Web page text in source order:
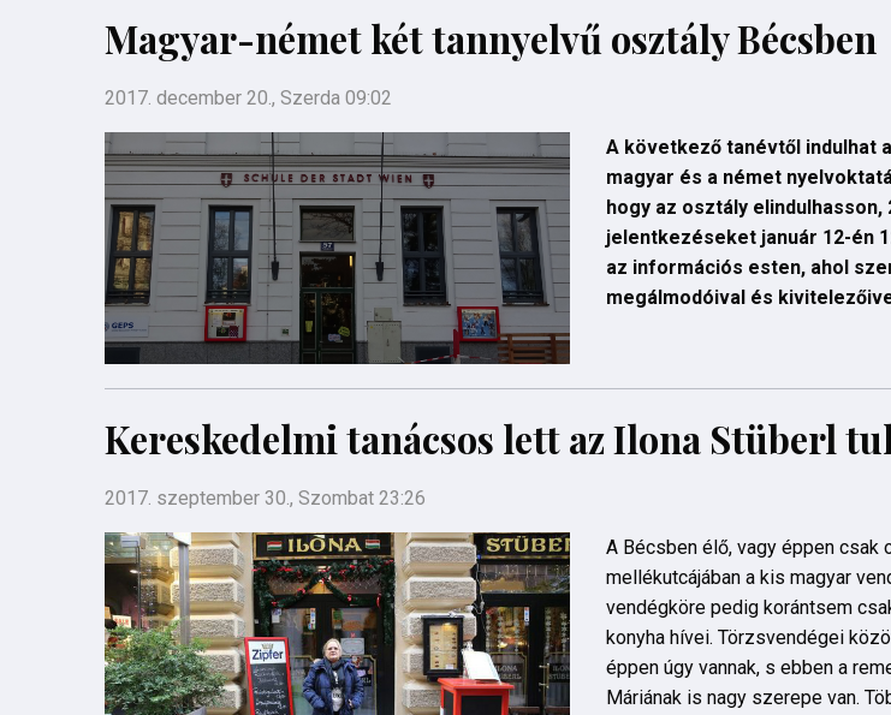
Magyar-német két tannyelvű osztály Bécsben
2017. december 20., Szerda 09:02
A következő tanévtől indulhat
magyar és a német
hogy az osztály
jelentkezéseket január 12-én
az információs esten, ahol
megálmodóival és
Kereskedelmi tanácsos lett az Ilona Stüberl
2017. szeptember 30., Szombat 23:26
A Bécsben élő, vagy éppen csak
mellékutcájában a kis magyar
vendégköre pedig korántsem
konyha hívei. Törzsvendégei
éppen úgy vannak, s ebben a
Máriának is nagy szerepe van.